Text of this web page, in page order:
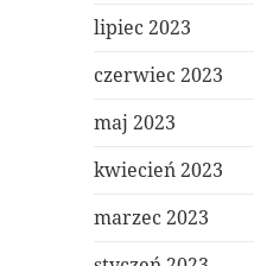
lipiec 2023
czerwiec 2023
maj 2023
kwiecień 2023
marzec 2023